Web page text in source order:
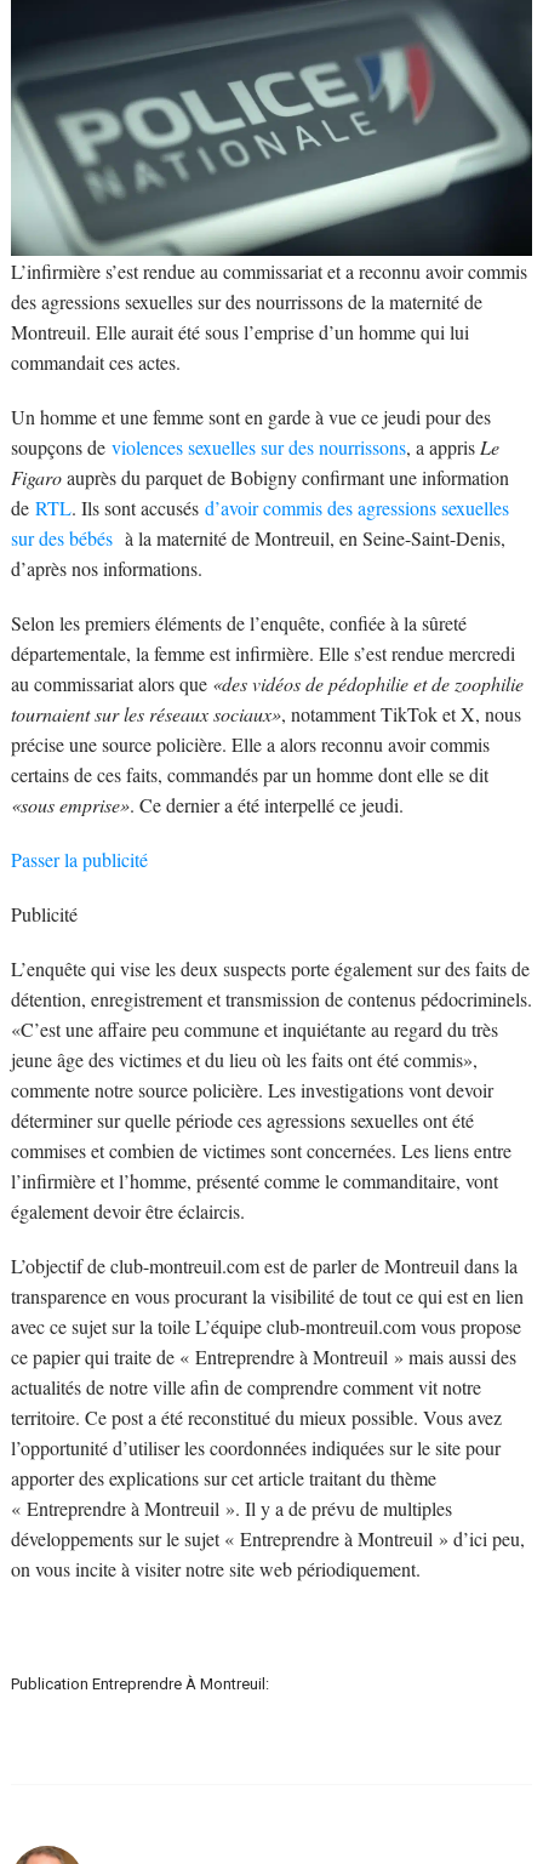
L’infirmière s’est rendue au commissariat et a reconnu avoir commis
des agressions sexuelles sur des nourrissons de la maternité de
Montreuil. Elle aurait été sous l’emprise d’un homme qui lui
commandait ces actes.
Un homme et une femme sont en garde à vue ce jeudi pour des
soupçons de violences sexuelles sur des nourrissons, a apprisLe
Figaroauprès du parquet de Bobigny confirmant une information
de RTL. Ils sont accusés d’avoir commis des agressions sexuelles
sur des bébés à la maternité de Montreuil, en Seine-Saint-Denis,
d’après nos informations.
Selon les premiers éléments de l’enquête, confiée à la sûreté
départementale, la femme est infirmière. Elle s’est rendue mercredi
au commissariat alors que «des vidéos de pédophilie et de zoophilie
tournaient sur les réseaux sociaux», notamment TikTok et X, nous
précise une source policière. Elle a alors reconnu avoir commis
certains de ces faits, commandés par un homme dont elle se dit
«sous emprise». Ce dernier a été interpellé ce jeudi.
Passer la publicité
Publicité
L’enquête qui vise les deux suspects porte également sur des faits de
détention, enregistrement et transmission de contenus pédocriminels.
«C’est une affaire peu commune et inquiétante au regard du très
jeune âge des victimes et du lieu où les faits ont été commis»,
commente notre source policière. Les investigations vont devoir
déterminer sur quelle période ces agressions sexuelles ont été
commises et combien de victimes sont concernées. Les liens entre
l’infirmière et l’homme, présenté comme le commanditaire, vont
également devoir être éclaircis.
L’objectif de club-montreuil.com est de parler de Montreuil dans la
transparence en vous procurant la visibilité de tout ce qui est en lien
avec ce sujet sur la toile L’équipe club-montreuil.com vous propose
ce papier qui traite de « Entreprendre à Montreuil » mais aussi des
actualités de notre ville afin de comprendre comment vit notre
territoire. Ce post a été reconstitué du mieux possible. Vous avez
l’opportunité d’utiliser les coordonnées indiquées sur le site pour
apporter des explications sur cet article traitant du thème
« Entreprendre à Montreuil ». Il y a de prévu de multiples
développements sur le sujet « Entreprendre à Montreuil » d’ici peu,
on vous incite à visiter notre site web périodiquement.
Publication Entreprendre À Montreuil: